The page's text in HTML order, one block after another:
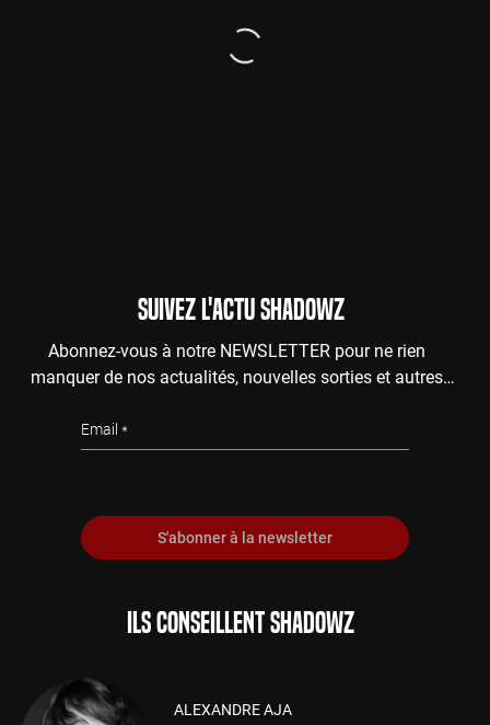
SUIVEZ L'ACTU SHADOWZ
Abonnez-vous à notre NEWSLETTER pour ne rien
manquer de nos actualités, nouvelles sorties et autres
Email
S'abonner à la newsletter
ILS CONSEILLENT SHADOWZ
ALEXANDRE AJA